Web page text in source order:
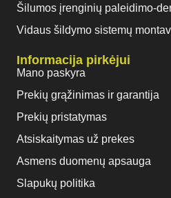
Šilumos įrenginių paleidimo-
Vidaus šildymo sistemų
Informacija pirkėjui
Mano paskyra
Prekių grąžinimas ir garantija
Prekių pristatymas
Atsiskaitymas už prekes
Asmens duomenų apsauga
Slapukų politika